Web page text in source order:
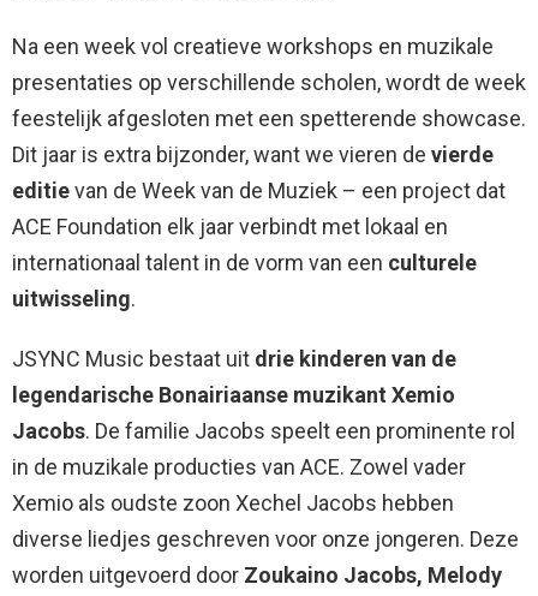
Na een week vol creatieve workshops en muzikale
presentaties op verschillende scholen, wordt de week
feestelijk afgesloten met een spetterende showcase.
Dit jaar is extra bijzonder, want we vieren de vierde
editievan de Week van de Muziek – een project dat
ACE Foundation elk jaar verbindt met lokaal en
internationaal talent in de vorm van een culturele
uitwisseling.
JSYNC Music bestaat uit drie kinderen van de
legendarische Bonairiaanse muzikant Xemio
Jacobs. De familie Jacobs speelt een prominente rol
in de muzikale producties van ACE. Zowel vader
Xemio als oudste zoon Xechel Jacobs hebben
diverse liedjes geschreven voor onze jongeren. Deze
worden uitgevoerd door Zoukaino Jacobs, Melody